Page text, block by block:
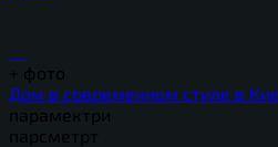
+ фото
Дом в современном стиле в
парамектри
парсметрт